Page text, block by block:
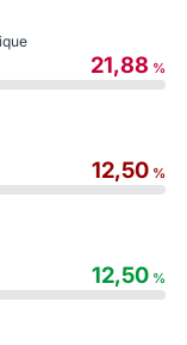
21,88 %
12,50 %
12,50 %